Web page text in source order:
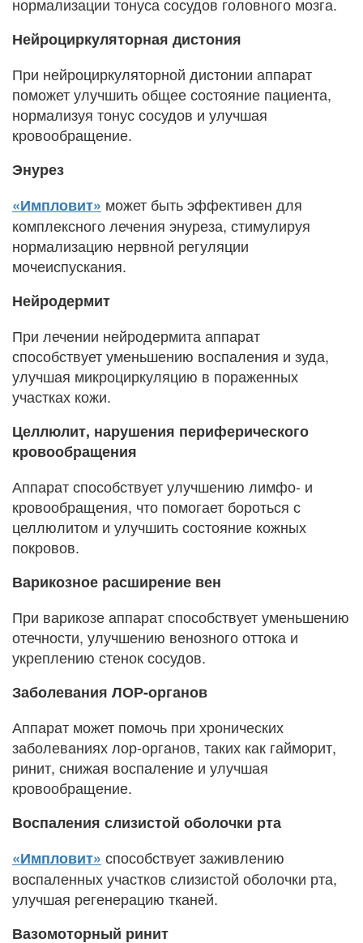
нормализации тонуса сосудов головного мозга.
Нейроциркуляторная дистония
При нейроциркуляторной дистонии аппарат
поможет улучшить общее состояние пациента,
нормализуя тонус сосудов и улучшая
кровообращение.
Энурез
«Импловит» может быть эффективен для
комплексного лечения энуреза, стимулируя
нормализацию нервной регуляции
мочеиспускания.
Нейродермит
При лечении нейродермита аппарат
способствует уменьшению воспаления и зуда,
улучшая микроциркуляцию в пораженных
участках кожи.
Целлюлит, нарушения периферического
кровообращения
Аппарат способствует улучшению лимфо- и
кровообращения, что помогает бороться с
целлюлитом и улучшить состояние кожных
покровов.
Варикозное расширение вен
При варикозе аппарат способствует уменьшению
отечности, улучшению венозного оттока и
укреплению стенок сосудов.
Заболевания ЛОР-органов
Аппарат может помочь при хронических
заболеваниях лор-органов, таких как гайморит,
ринит, снижая воспаление и улучшая
кровообращение.
Воспаления слизистой оболочки рта
«Импловит» способствует заживлению
воспаленных участков слизистой оболочки рта,
улучшая регенерацию тканей.
Вазомоторный ринит